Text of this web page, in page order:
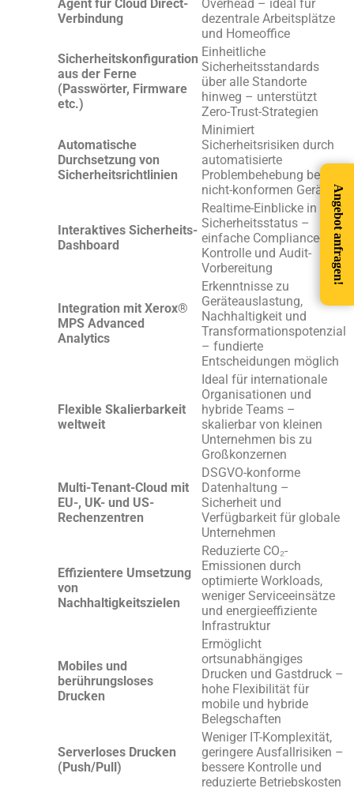
Agent für Cloud Direct-
Verbindung
Overhead – ideal für
dezentrale Arbeitsplätze
und Homeoffice
Sicherheitskonfiguration
aus der Ferne
(Passwörter, Firmware
etc.)
Einheitliche
Sicherheitsstandards
über alle Standorte
hinweg – unterstützt
Zero-Trust-Strategien
Automatische
Durchsetzung von
Sicherheitsrichtlinien
Minimiert
Sicherheitsrisiken durch
automatisierte
Problembehebung bei
nicht-konformen Geräten
Interaktives Sicherheits-
Dashboard
Realtime-Einblicke in
Sicherheitsstatus –
einfache Compliance-
Kontrolle und Audit-
Vorbereitung
Integration mit Xerox®
MPS Advanced
Analytics
Erkenntnisse zu
Geräteauslastung,
Nachhaltigkeit und
Transformationspotenzial
– fundierte
Entscheidungen möglich
Flexible Skalierbarkeit
weltweit
Ideal für internationale
Organisationen und
hybride Teams –
skalierbar von kleinen
Unternehmen bis zu
Großkonzernen
Multi-Tenant-Cloud mit
EU-, UK- und US-
Rechenzentren
DSGVO-konforme
Datenhaltung –
Sicherheit und
Verfügbarkeit für globale
Unternehmen
Effizientere Umsetzung
von
Nachhaltigkeitszielen
Reduzierte CO₂-
Emissionen durch
optimierte Workloads,
weniger Serviceeinsätze
und energieeffiziente
Infrastruktur
Mobiles und
berührungsloses
Drucken
Ermöglicht
ortsunabhängiges
Drucken und Gastdruck –
hohe Flexibilität für
mobile und hybride
Belegschaften
Serverloses Drucken
(Push/Pull)
Weniger IT-Komplexität,
geringere Ausfallrisiken –
bessere Kontrolle und
reduzierte Betriebskosten
Angebot anfragen!